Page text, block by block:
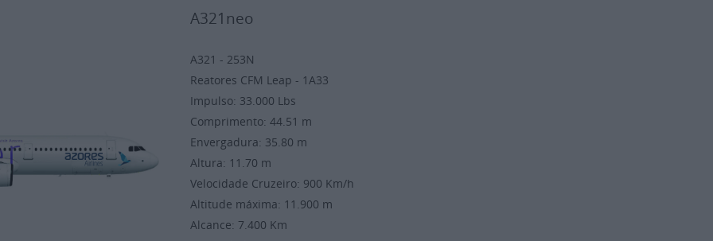
A321neo
A321 - 253N
Reatores CFM Leap - 1A33
Impulso: 33.000 Lbs
Comprimento: 44.51 m
Envergadura: 35.80 m
Altura: 11.70 m
Velocidade Cruzeiro: 900 Km/h
Altitude máxima: 11.900 m
Alcance: 7.400 Km